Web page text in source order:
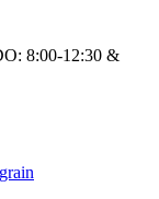
8:00-12:30 &